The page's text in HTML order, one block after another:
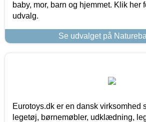
baby, mor, barn og hjemmet. Klik her
udvalg.
Se udvalget på
Eurotoys.dk er en dansk virksomhed
legetøj, børnemøbler, udklædning,